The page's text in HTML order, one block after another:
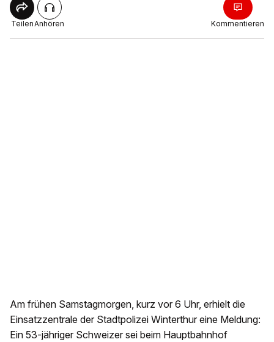
TeilenAnhören Kommentieren
Am frühen Samstagmorgen, kurz vor 6 Uhr, erhielt die
Einsatzzentrale der Stadtpolizei Winterthur eine Meldung:
Ein 53-jähriger Schweizer sei beim Hauptbahnhof